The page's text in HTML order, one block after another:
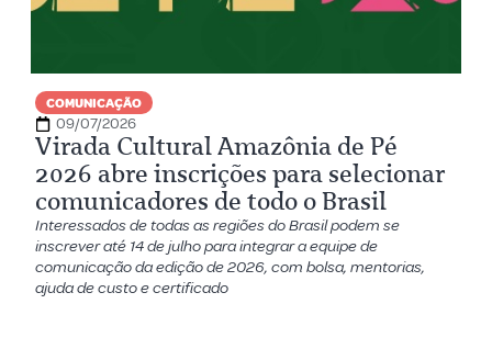
COMUNICAÇÃO
09/07/2026
Virada Cultural Amazônia de Pé
2026 abre inscrições para selecionar
comunicadores de todo o Brasil
Interessados de todas as regiões do Brasil podem se
inscrever até 14 de julho para integrar a equipe de
comunicação da edição de 2026, com bolsa, mentorias,
ajuda de custo e certificado